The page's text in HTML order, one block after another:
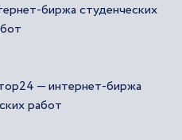
— интернет-биржа
работ